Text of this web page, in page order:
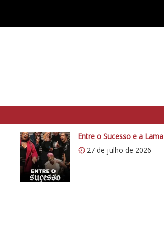
Entre o Sucesso e a Lama
27 de julho de 2026